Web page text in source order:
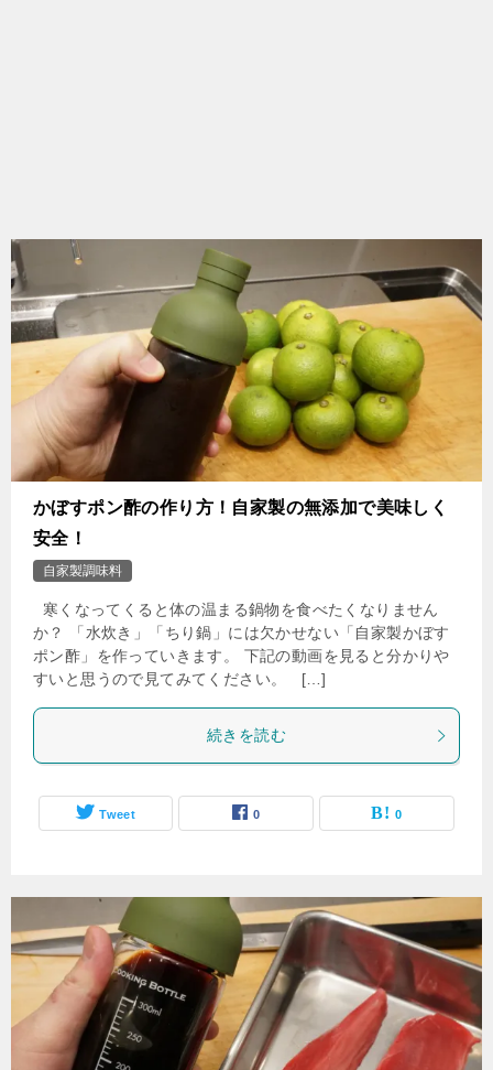
かぼすポン酢の作り方！自家製の無添加で美味しく
安全！
自家製調味料
寒くなってくると体の温まる鍋物を食べたくなりません
か？ 「水炊き」「ちり鍋」には欠かせない「自家製かぼす
ポン酢」を作っていきます。 下記の動画を見ると分かりや
すいと思うので見てみてください。 […]
続きを読む
Tweet 0 0